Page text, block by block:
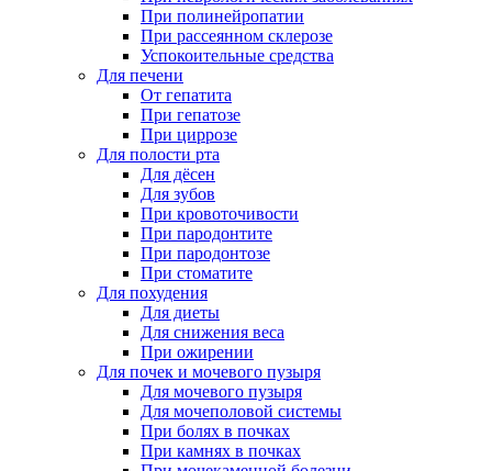
При полинейропатии
При рассеянном склерозе
Успокоительные средства
Для печени
От гепатита
При гепатозе
При циррозе
Для полости рта
Для дёсен
Для зубов
При кровоточивости
При пародонтите
При пародонтозе
При стоматите
Для похудения
Для диеты
Для снижения веса
При ожирении
Для почек и мочевого пузыря
Для мочевого пузыря
Для мочеполовой системы
При болях в почках
При камнях в почках